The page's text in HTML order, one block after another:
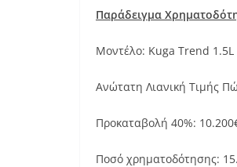
Παράδειγμα
Μοντέλο: Kuga Trend 1.5L
Ανώτατη Λιανική Τιμής
Προκαταβολή 40%:
Ποσό χρηματοδότησης: